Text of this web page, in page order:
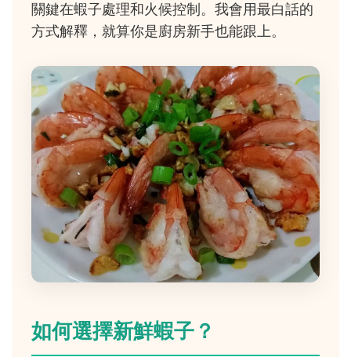
關鍵在蝦子處理和火候控制。我會用最白話的
方式解釋，就算你是廚房新手也能跟上。
如何選擇新鮮蝦子？